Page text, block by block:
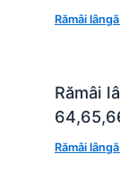
Rămâi
Rămâi
Rămâi